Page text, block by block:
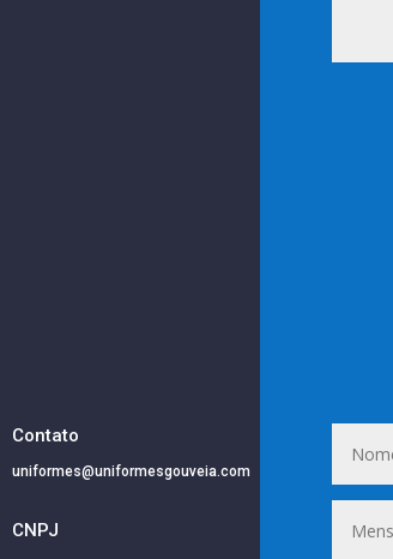
Contato
uniformes@uniformesgouveia.com
CNPJ